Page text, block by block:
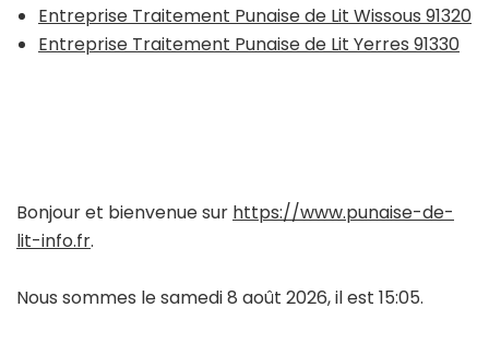
Entreprise Traitement Punaise de Lit Wissous 91320
Entreprise Traitement Punaise de Lit Yerres 91330
Bonjour et bienvenue sur https://www.punaise-de-
lit-info.fr.
Nous sommes le samedi 8 août 2026, il est 15:05.